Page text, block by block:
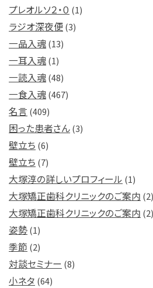
プレオルソ２・０ (1)
ラジオ深夜便(3)
一品入魂(13)
一耳入魂(1)
一読入魂(48)
一食入魂(467)
名言 (409)
困った患者さん(3)
壁立ち (6)
壁立ち (7)
大塚淳の詳しいプロフィール (1)
大塚矯正歯科クリニックのご案内 (2)
大塚矯正歯科クリニックのご案内 (2)
姿勢(1)
季節 (2)
対談セミナー (8)
小ネタ (64)